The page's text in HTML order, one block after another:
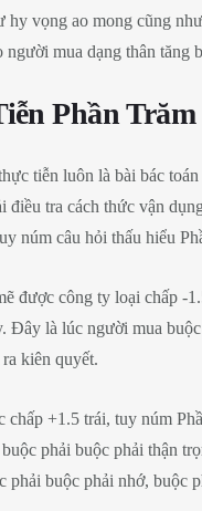
hy vọng ao mong cũng
mua dạng thân tăng
Phần
tiễn luôn là bài bác
điều tra cách thức vận
núm câu hỏi thấu hiểu
được công ty loại chấp -
Đây là lúc người mua
kiên quyết.
+1.5 trái, tuy núm
phải buộc phải thận
phải buộc phải nhớ, buộc